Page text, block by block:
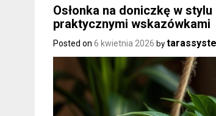
Osłonka na doniczkę w
praktycznymi wskazówkami
Posted on 6 kwietnia 2026 by